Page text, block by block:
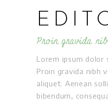
Proin gravida
Lorem ipsum dolor
Proin gravida nibh
aliquet. Aenean
bibendum,